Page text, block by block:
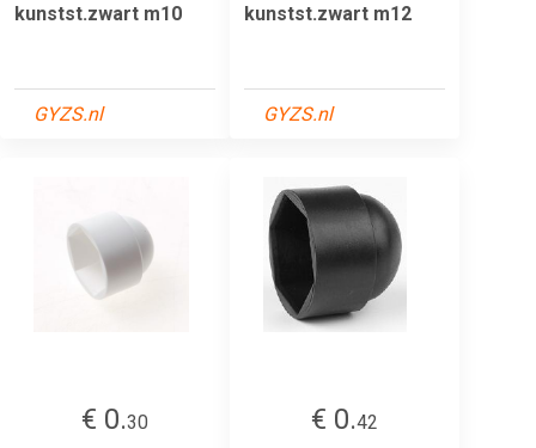
kunstst.zwart m10
GYZS.nl
kunstst.zwart m12
GYZS.nl
€ 0.30
€ 0.42